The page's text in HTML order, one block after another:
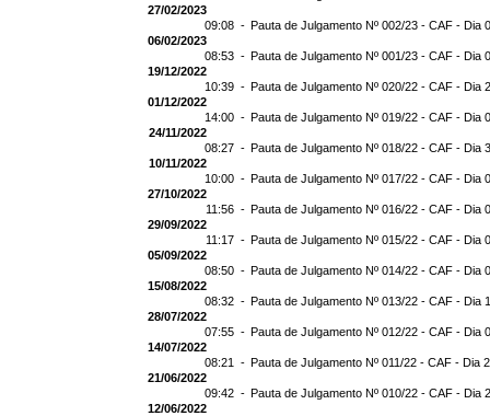
27/02/2023
09:08 - Pauta de Julgamento Nº 002/23 - CAF - Dia
06/02/2023
08:53 - Pauta de Julgamento Nº 001/23 - CAF - Dia
19/12/2022
10:39 - Pauta de Julgamento Nº 020/22 - CAF - Dia
01/12/2022
14:00 - Pauta de Julgamento Nº 019/22 - CAF - Dia
24/11/2022
08:27 - Pauta de Julgamento Nº 018/22 - CAF - Dia
10/11/2022
10:00 - Pauta de Julgamento Nº 017/22 - CAF - Dia
27/10/2022
11:56 - Pauta de Julgamento Nº 016/22 - CAF - Dia
29/09/2022
11:17 - Pauta de Julgamento Nº 015/22 - CAF - Dia
05/09/2022
08:50 - Pauta de Julgamento Nº 014/22 - CAF - Dia
15/08/2022
08:32 - Pauta de Julgamento Nº 013/22 - CAF - Dia
28/07/2022
07:55 - Pauta de Julgamento Nº 012/22 - CAF - Dia
14/07/2022
08:21 - Pauta de Julgamento Nº 011/22 - CAF - Dia
21/06/2022
09:42 - Pauta de Julgamento Nº 010/22 - CAF - Dia
12/06/2022